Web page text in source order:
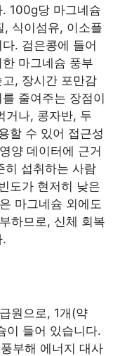
100g당 마그네슘
식이섬유, 이소플
. 검은콩에 들어
마그네슘 풍부
, 장시간 포만감
줄여주는 장점이
거나, 콩자반, 두
할 수 있어 접근성
양 데이터에 근거
히 섭취하는 사람
도가 현저히 낮은
마그네슘 외에도
하므로, 신체 회복
.
원으로, 1개(약
이 들어 있습니다.
부해 에너지 대사